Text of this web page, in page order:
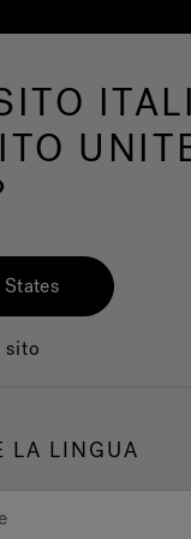
Il Marchio
Jacuzzi®
serie, con un flusso
per ogni
sito
LA LINGUA